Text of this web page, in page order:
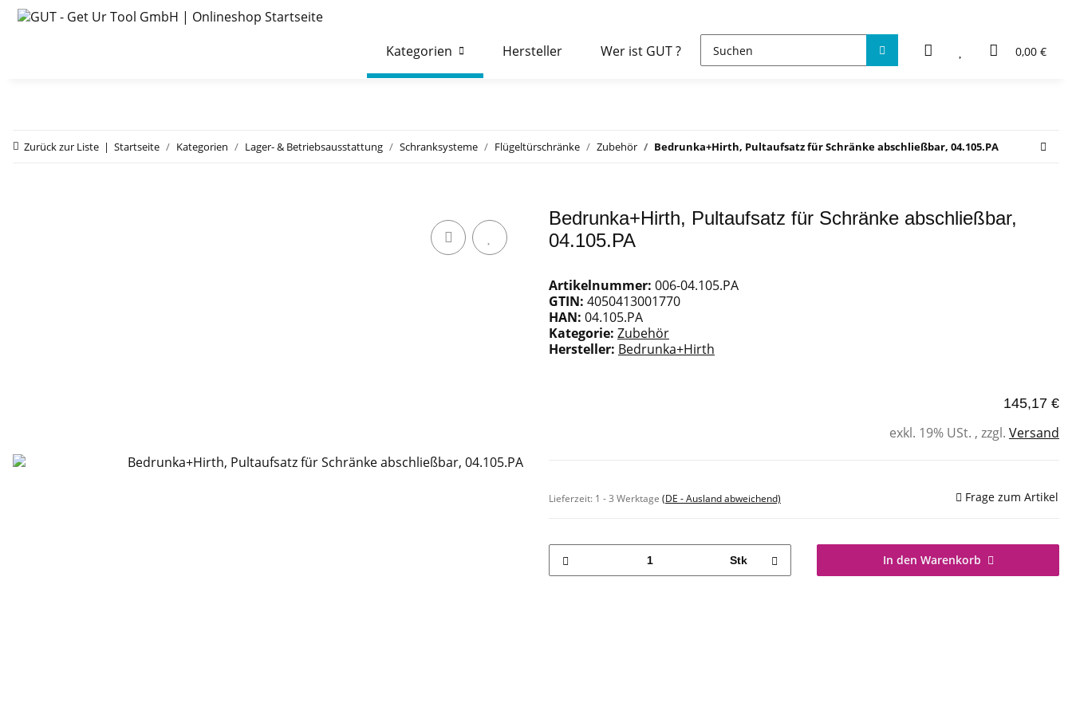
0,00 €
Kategorien Hersteller Wer ist GUT ?
Zurück zur Liste Startseite Kategorien Lager- & Betriebsausstattung Schranksysteme Flügeltürschränke Zubehör Bedrunka+Hirth, Pultaufsatz für Schränke abschließbar, 04.105.PA
Bedrunka+Hirth, Pultaufsatz für Schränke abschließbar,
04.105.PA
Artikelnummer: 006-04.105.PA
GTIN: 4050413001770
HAN: 04.105.PA
Kategorie: Zubehör
Hersteller: Bedrunka+Hirth
145,17 €
exkl. 19% USt. , zzgl. Versand
Lieferzeit: 1 - 3 Werktage (DE - Ausland abweichend) Frage zum Artikel
Stk In den Warenkorb